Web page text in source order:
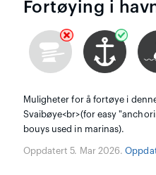
Fortøying i
Muligheter for å fortøye i
Svaibøye<br>(for easy
bouys used in marinas).
Oppdatert 5. Mar 2026.